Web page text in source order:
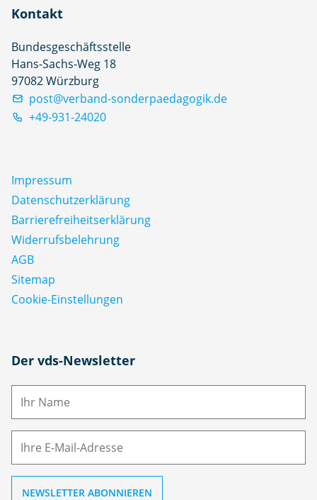
Kontakt
Bundesgeschäftsstelle
Hans-Sachs-Weg 18
97082 Würzburg
post@verband-sonderpaedagogik.de
+49-931-24020
Impressum
Datenschutz­erklärung
Barrierefreiheitserklärung
Widerrufsbelehrung
AGB
Sitemap
Cookie-Einstellungen
Der vds-Newsletter
N
M